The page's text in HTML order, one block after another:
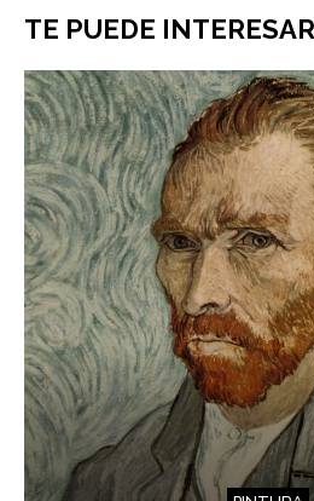
TE PUEDE INTERESAR